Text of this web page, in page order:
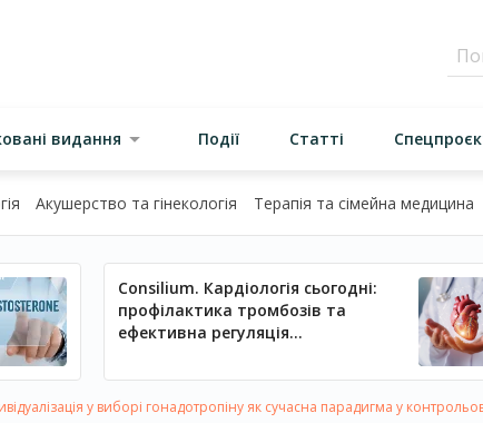
видання Події Статті
Акушерство та гінекологія Терапія та сімейна медицина
Consilium. Кардіологія сьогодні:
профілактика тромбозів та
ефективна регуляція
у виборі гонадотропіну як сучасна парадигма у